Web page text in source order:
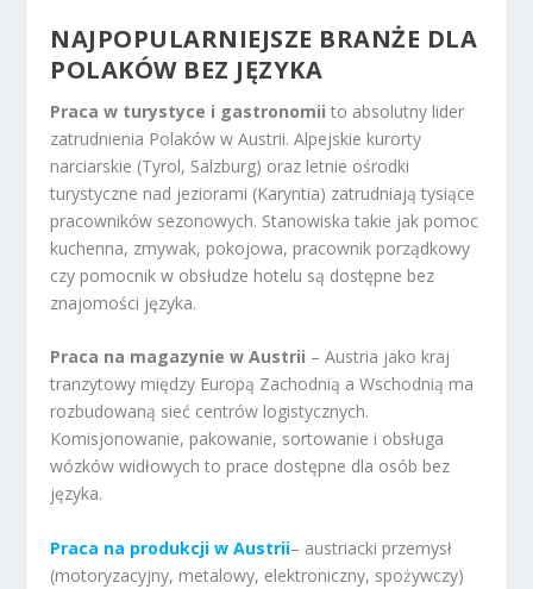
NAJPOPULARNIEJSZE BRANŻE DLA
POLAKÓW BEZ JĘZYKA
Praca w turystyce i gastronomii to absolutny lider
zatrudnienia Polaków w Austrii. Alpejskie kurorty
narciarskie (Tyrol, Salzburg) oraz letnie ośrodki
turystyczne nad jeziorami (Karyntia) zatrudniają tysiące
pracowników sezonowych. Stanowiska takie jak pomoc
kuchenna, zmywak, pokojowa, pracownik porządkowy
czy pomocnik w obsłudze hotelu są dostępne bez
znajomości języka.
Praca na magazynie w Austrii – Austria jako kraj
tranzytowy między Europą Zachodnią a Wschodnią ma
rozbudowaną sieć centrów logistycznych.
Komisjonowanie, pakowanie, sortowanie i obsługa
wózków widłowych to prace dostępne dla osób bez
języka.
Praca na produkcji w Austrii– austriacki przemysł
(motoryzacyjny, metalowy, elektroniczny, spożywczy)